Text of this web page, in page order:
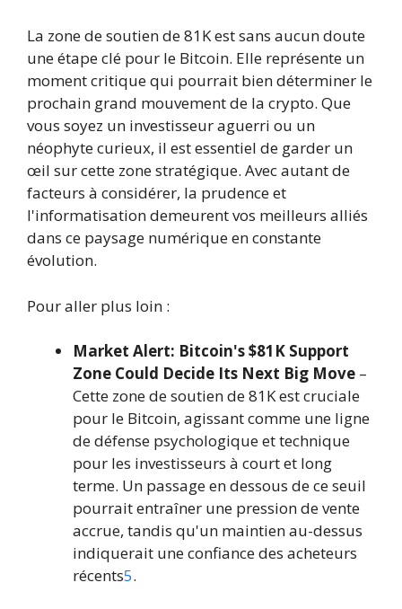
La zone de soutien de 81K est sans aucun doute
une étape clé pour le Bitcoin. Elle représente un
moment critique qui pourrait bien déterminer le
prochain grand mouvement de la crypto. Que
vous soyez un investisseur aguerri ou un
néophyte curieux, il est essentiel de garder un
œil sur cette zone stratégique. Avec autant de
facteurs à considérer, la prudence et
l'informatisation demeurent vos meilleurs alliés
dans ce paysage numérique en constante
évolution.
Pour aller plus loin :
Market Alert: Bitcoin's $81K Support
Zone Could Decide Its Next Big Move –
Cette zone de soutien de 81K est cruciale
pour le Bitcoin, agissant comme une ligne
de défense psychologique et technique
pour les investisseurs à court et long
terme. Un passage en dessous de ce seuil
pourrait entraîner une pression de vente
accrue, tandis qu'un maintien au-dessus
indiquerait une confiance des acheteurs
récents5.